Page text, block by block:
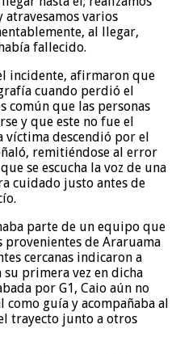
atravesamos varios
al llegar,
fallecido.
incidente, afirmaron que
cuando perdió el
común que las personas
y que este no fue el
víctima descendió por el
remitiéndose al error
se escucha la voz de una
cuidado justo antes de
parte de un equipo que
provenientes de Araruama
cercanas indicaron a
primera vez en dicha
por G1, Caio aún no
guía y acompañaba al
trayecto junto a otros